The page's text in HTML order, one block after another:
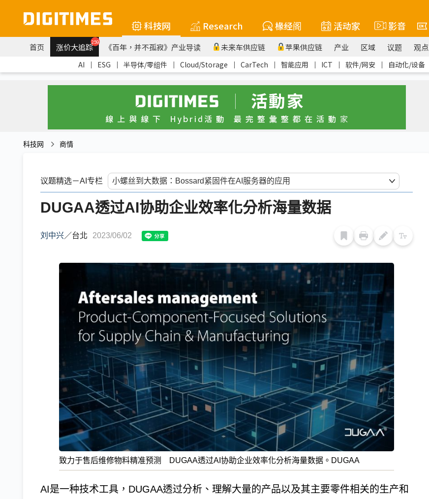
科技网 Research 椽经阁 活动家 影音
首页 涨价大追踪259 《百年，并不孤寂》产业导读 未来车供应链 苹果供应链 产业 区域 议题 观点
AI ｜ ESG ｜ 半导体/零组件 ｜ Cloud/Storage ｜ CarTech ｜ 智能应用 ｜ ICT ｜ 软件/网安 ｜ 自动化/设备
科技网 商情
议题精选－AI专栏
DUGAA透过AI协助企业效率化分析海量数据
刘中兴／台北 2023/06/02
致力于售后维修物料精准预测 DUGAA透过AI协助企业效率化分析海量数据。DUGAA
AI是一种技术工具，DUGAA透过分析、理解大量的产品以及其主要零件相关的生产和